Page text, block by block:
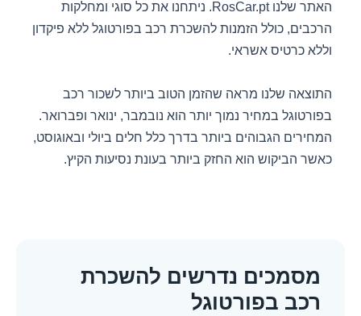
האתר שלנו RosCar.pt. ניתחנו את כל סוגי ומחלקות
הרכבים, כולל הזמנות להשכרת רכב בפורטוגל ללא פיקדון
וללא כרטיס אשראי.
התוצאה שלנו מראה שהזמן הטוב ביותר לשכור רכב
בפורטוגל במחיר נמוך יותר הוא נובמבר, ינואר ופברואר.
המחירים הגבוהים ביותר בדרך כלל חלים ביולי ובאוגוסט,
כאשר הביקוש הוא החזק ביותר בעונת נסיעות הקיץ.
מסמכים נדרשים להשכרת
רכב בפורטוגל